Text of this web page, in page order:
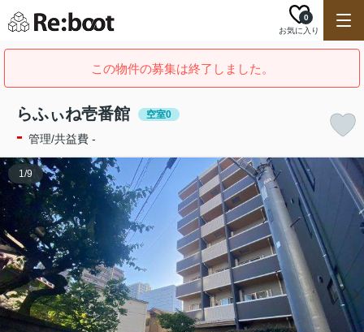
お気に入り
0
この物件の募集は終了しました。
らふぃね壱番館 空室0
- 管理/共益費 -
1/9